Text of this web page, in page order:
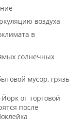
воздуха
в
солнечных
мусор, грязь
от торговой
после